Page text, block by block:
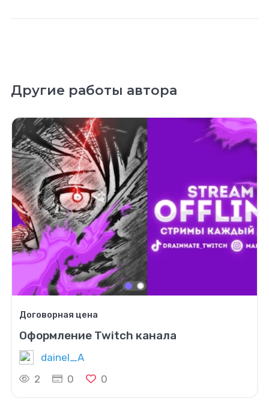
Другие работы автора
Договорная цена
Оформление Twitch канала
dainel_A
2
0 0